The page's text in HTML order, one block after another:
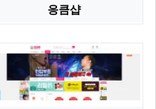
응큼샵